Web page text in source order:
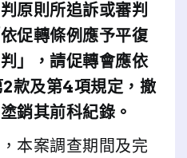
原則所追訴或審判
促轉條例應予平復
」，請促轉會應依
款及第4項規定，撤
銷其前科紀錄。
本案調查期間及完